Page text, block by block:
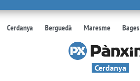
Cerdanya Berguedà Maresme Bages
Cerdanya